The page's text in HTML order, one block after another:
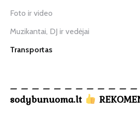
Foto ir video
Muzikantai, DJ ir vedėjai
Transportas
– – – – – – – – – – – –
sodybunuoma.lt